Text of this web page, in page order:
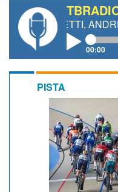
ANDREA
00:00
PISTA